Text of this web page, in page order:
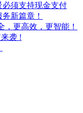
须支持现金支付
新篇章！
，更高效，更智能！
袭 !